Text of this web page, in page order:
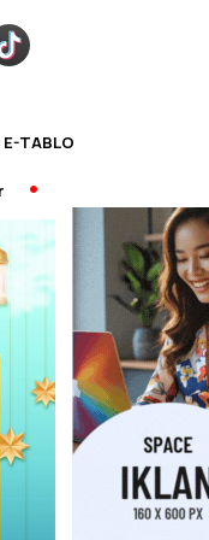
E-TABLOID